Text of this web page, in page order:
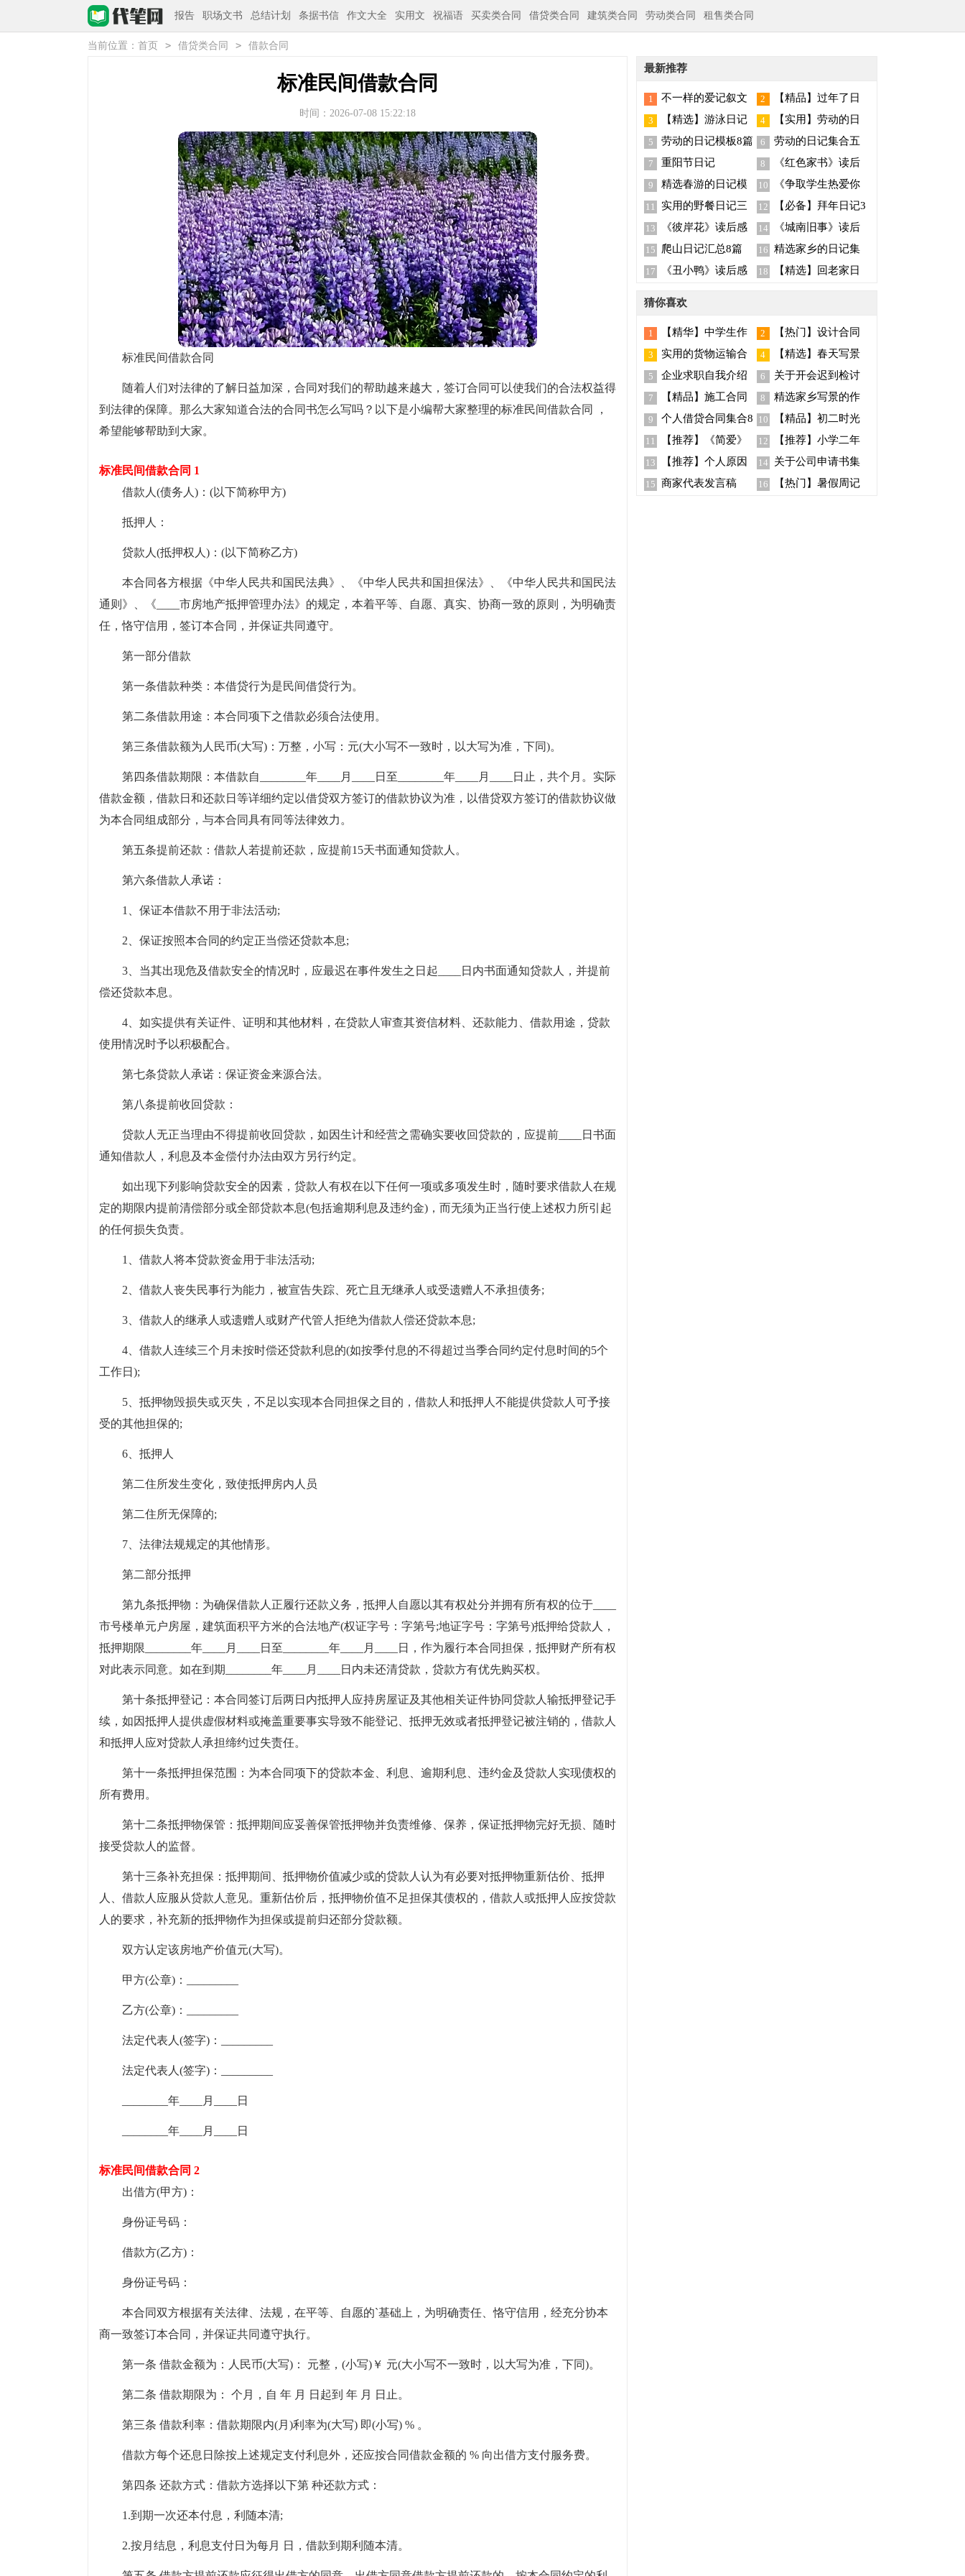
报告 职场文书 总结计划 条据书信 作文大全 实用文 祝福语 买卖类合同 借贷类合同 建筑类合同 劳动类合同 租售类合同
当前位置： 首页 > 借贷类合同 > 借款合同
标准民间借款合同
时间：2026-07-08 15:22:18
标准民间借款合同
随着人们对法律的了解日益加深，合同对我们的帮助越来越大，签订合同可以使我们的合法权益得
到法律的保障。那么大家知道合法的合同书怎么写吗？以下是小编帮大家整理的标准民间借款合同 ，
希望能够帮助到大家。
标准民间借款合同 1
借款人(债务人)：(以下简称甲方)
抵押人：
贷款人(抵押权人)：(以下简称乙方)
本合同各方根据《中华人民共和国民法典》、《中华人民共和国担保法》、《中华人民共和国民法
通则》、《____市房地产抵押管理办法》的规定，本着平等、自愿、真实、协商一致的原则，为明确责
任，恪守信用，签订本合同，并保证共同遵守。
第一部分借款
第一条借款种类：本借贷行为是民间借贷行为。
第二条借款用途：本合同项下之借款必须合法使用。
第三条借款额为人民币(大写)：万整，小写：元(大小写不一致时，以大写为准，下同)。
第四条借款期限：本借款自________年____月____日至________年____月____日止，共个月。实际
借款金额，借款日和还款日等详细约定以借贷双方签订的借款协议为准，以借贷双方签订的借款协议做
为本合同组成部分，与本合同具有同等法律效力。
第五条提前还款：借款人若提前还款，应提前15天书面通知贷款人。
第六条借款人承诺：
1、保证本借款不用于非法活动;
2、保证按照本合同的约定正当偿还贷款本息;
3、当其出现危及借款安全的情况时，应最迟在事件发生之日起____日内书面通知贷款人，并提前
偿还贷款本息。
4、如实提供有关证件、证明和其他材料，在贷款人审查其资信材料、还款能力、借款用途，贷款
使用情况时予以积极配合。
第七条贷款人承诺：保证资金来源合法。
第八条提前收回贷款：
贷款人无正当理由不得提前收回贷款，如因生计和经营之需确实要收回贷款的，应提前____日书面
通知借款人，利息及本金偿付办法由双方另行约定。
如出现下列影响贷款安全的因素，贷款人有权在以下任何一项或多项发生时，随时要求借款人在规
定的期限内提前清偿部分或全部贷款本息(包括逾期利息及违约金)，而无须为正当行使上述权力所引起
的任何损失负责。
1、借款人将本贷款资金用于非法活动;
2、借款人丧失民事行为能力，被宣告失踪、死亡且无继承人或受遗赠人不承担债务;
3、借款人的继承人或遗赠人或财产代管人拒绝为借款人偿还贷款本息;
4、借款人连续三个月未按时偿还贷款利息的(如按季付息的不得超过当季合同约定付息时间的5个
工作日);
5、抵押物毁损失或灭失，不足以实现本合同担保之目的，借款人和抵押人不能提供贷款人可予接
受的其他担保的;
6、抵押人
第二住所发生变化，致使抵押房内人员
第二住所无保障的;
7、法律法规规定的其他情形。
第二部分抵押
第九条抵押物：为确保借款人正履行还款义务，抵押人自愿以其有权处分并拥有所有权的位于____
市号楼单元户房屋，建筑面积平方米的合法地产(权证字号：字第号;地证字号：字第号)抵押给贷款人，
抵押期限________年____月____日至________年____月____日，作为履行本合同担保，抵押财产所有权
对此表示同意。如在到期________年____月____日内未还清贷款，贷款方有优先购买权。
第十条抵押登记：本合同签订后两日内抵押人应持房屋证及其他相关证件协同贷款人输抵押登记手
续，如因抵押人提供虚假材料或掩盖重要事实导致不能登记、抵押无效或者抵押登记被注销的，借款人
和抵押人应对贷款人承担缔约过失责任。
第十一条抵押担保范围：为本合同项下的贷款本金、利息、逾期利息、违约金及贷款人实现债权的
所有费用。
第十二条抵押物保管：抵押期间应妥善保管抵押物并负责维修、保养，保证抵押物完好无损、随时
接受贷款人的监督。
第十三条补充担保：抵押期间、抵押物价值减少或的贷款人认为有必要对抵押物重新估价、抵押
人、借款人应服从贷款人意见。重新估价后，抵押物价值不足担保其债权的，借款人或抵押人应按贷款
人的要求，补充新的抵押物作为担保或提前归还部分贷款额。
双方认定该房地产价值元(大写)。
甲方(公章)：_________
乙方(公章)：_________
法定代表人(签字)：_________
法定代表人(签字)：_________
________年____月____日
________年____月____日
标准民间借款合同 2
出借方(甲方)：
身份证号码：
借款方(乙方)：
身份证号码：
本合同双方根据有关法律、法规，在平等、自愿的`基础上，为明确责任、恪守信用，经充分协本
商一致签订本合同，并保证共同遵守执行。
第一条 借款金额为：人民币(大写)： 元整，(小写)￥ 元(大小写不一致时，以大写为准，下同)。
第二条 借款期限为： 个月，自 年 月 日起到 年 月 日止。
第三条 借款利率：借款期限内(月)利率为(大写) 即(小写) % 。
借款方每个还息日除按上述规定支付利息外，还应按合同借款金额的 % 向出借方支付服务费。
第四条 还款方式：借款方选择以下第 种还款方式：
1.到期一次还本付息，利随本清;
2.按月结息，利息支付日为每月 日，借款到期利随本清。
最新推荐
1
不一样的爱记叙文
(集锦15篇)
2
【精品】过年了日
记四篇
3
【精选】游泳日记
汇编三篇
4
【实用】劳动的日
记四篇
5 劳动的日记模板8篇 6
劳动的日记集合五
篇
7 重阳节日记 8
《红色家书》读后
感
9
精选春游的日记模
板6篇
10
《争取学生热爱你
的学科》读后感
11
实用的野餐日记三
篇
12
【必备】拜年日记3
篇
13 《彼岸花》读后感 14
《城南旧事》读后
感汇编15篇
15 爬山日记汇总8篇 16 精选家乡的日记集
锦8篇
17
《丑小鸭》读后感
18
【精选】回老家日
猜你喜欢
1
【精华】中学生作
文400字四篇
2
【热门】设计合同
模板集合5篇
3
实用的货物运输合
同模板五篇
4
【精选】春天写景
作文400字四篇
5
企业求职自我介绍
12篇
6
关于开会迟到检讨
书范文锦集9篇
7
【精品】施工合同
范文汇总9篇
8
精选家乡写景的作
文锦集十篇
9
个人借贷合同集合8
篇
10
【精品】初二时光
作文汇总五篇
11
【推荐】《简爱》
读书笔记
12
【推荐】小学二年
级作文合集八篇
13
【推荐】个人原因
的辞职报告汇编九篇
14
关于公司申请书集
锦七篇
15 商家代表发言稿 16
【热门】暑假周记